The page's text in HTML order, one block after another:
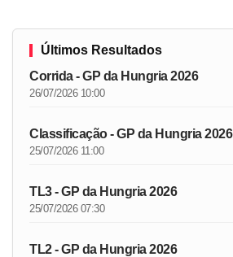
Últimos Resultados
Corrida - GP da Hungria 2026
26/07/2026 10:00
Classificação - GP da Hungria 2026
25/07/2026 11:00
TL3 - GP da Hungria 2026
25/07/2026 07:30
TL2 - GP da Hungria 2026